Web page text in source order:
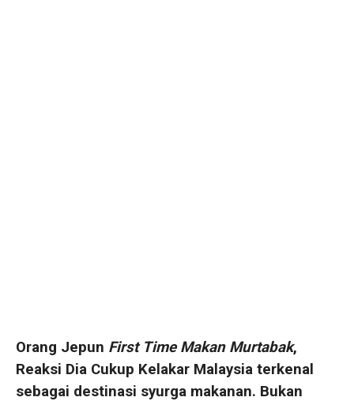
Orang Jepun First Time Makan Murtabak,
Reaksi Dia Cukup Kelakar Malaysia terkenal
sebagai destinasi syurga makanan. Bukan